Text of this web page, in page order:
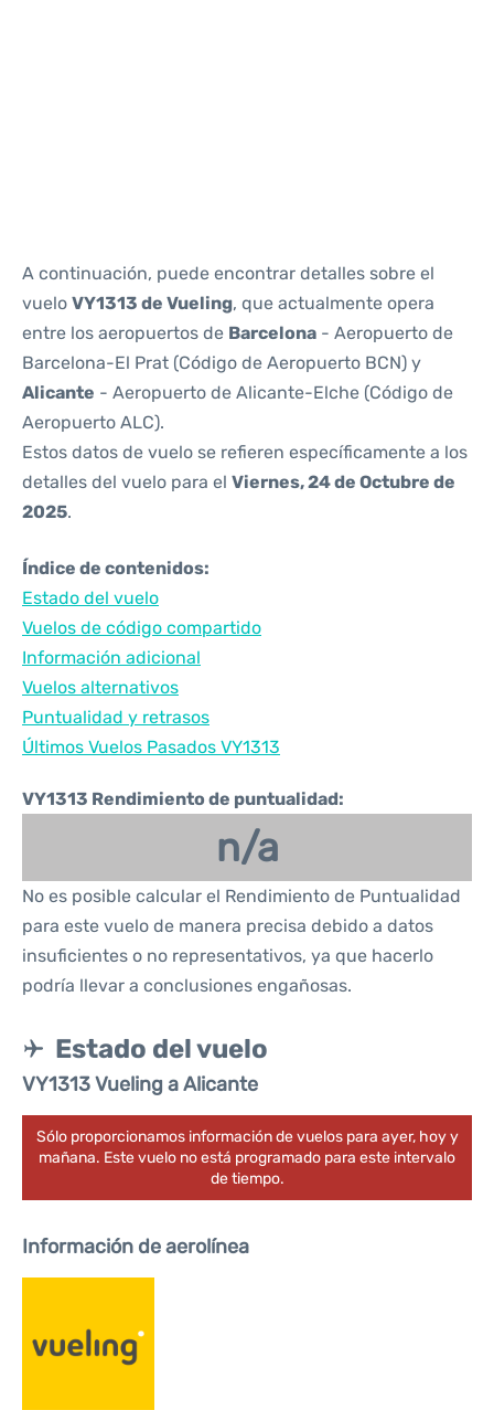
A continuación, puede encontrar detalles sobre el
vuelo VY1313 de Vueling, que actualmente opera
entre los aeropuertos de Barcelona - Aeropuerto de
Barcelona-El Prat (Código de Aeropuerto BCN) y
Alicante - Aeropuerto de Alicante-Elche (Código de
Aeropuerto ALC).
Estos datos de vuelo se refieren específicamente a los
detalles del vuelo para el Viernes, 24 de Octubre de
2025.
Índice de contenidos:
Estado del vuelo
Vuelos de código compartido
Información adicional
Vuelos alternativos
Puntualidad y retrasos
Últimos Vuelos Pasados VY1313
VY1313 Rendimiento de puntualidad:
n/a
No es posible calcular el Rendimiento de Puntualidad
para este vuelo de manera precisa debido a datos
insuficientes o no representativos, ya que hacerlo
podría llevar a conclusiones engañosas.
Estado del vuelo
VY1313 Vueling a Alicante
Sólo proporcionamos información de vuelos para ayer, hoy y
mañana. Este vuelo no está programado para este intervalo
de tiempo.
Información de aerolínea